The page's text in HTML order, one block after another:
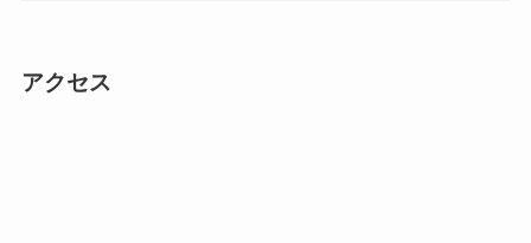
アクセス